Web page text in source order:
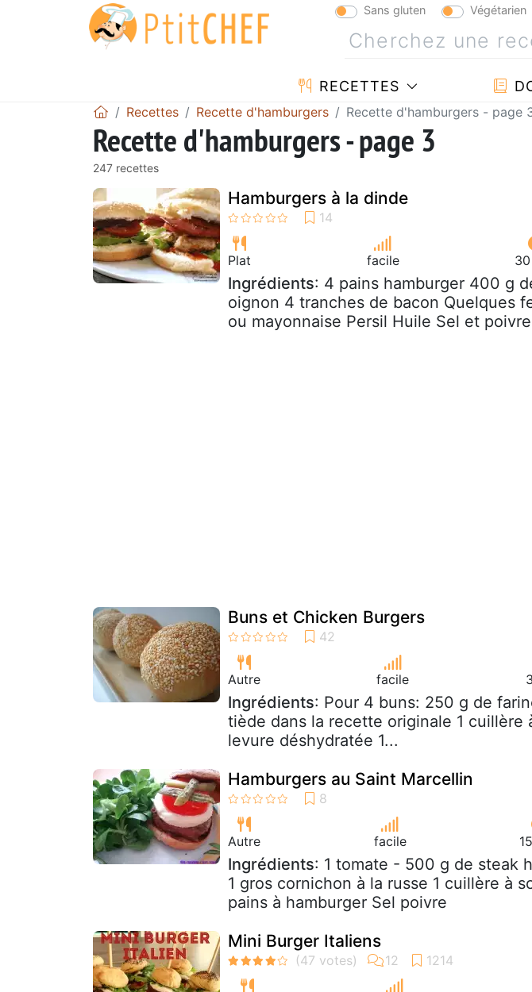
Sans gluten Végétarien
RECETTES
Recettes Recette d'hamburgers Recette d'hamburgers - page
Recette d'hamburgers - page 3
247 recettes
Hamburgers à la dinde
Plat facile
Ingrédients: 4 pains hamburger 400 g
oignon 4 tranches de bacon Quelques
ou mayonnaise Persil Huile Sel et poivre
Buns et Chicken Burgers
Autre facile
Ingrédients: Pour 4 buns: 250 g de
tiède dans la recette originale 1 cuillère
levure déshydratée 1...
Hamburgers au Saint Marcellin
Autre facile
Ingrédients: 1 tomate - 500 g de steak
1 gros cornichon à la russe 1 cuillère à
pains à hamburger Sel poivre
Mini Burger Italiens